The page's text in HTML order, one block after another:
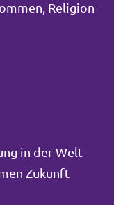
Religion
in der Welt
Zukunft